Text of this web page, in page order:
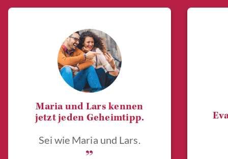
Maria und Lars kennen
jetzt jeden Geheimtipp.
Sei wie Maria und Lars.
„